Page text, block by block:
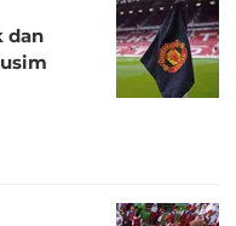
dan